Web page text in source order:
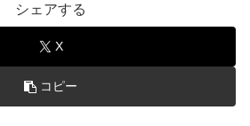
シェアする
X
コピー